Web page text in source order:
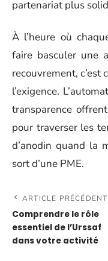
partenariat plus
À l’heure où
faire basculer une
recouvrement, c’est
l’exigence.
transparence
pour traverser les
d’anodin quand la
sort d’une PME.
ARTICLE PRÉCÉDENT
Comprendre le rôle
essentiel de l’Urssaf
dans votre activité